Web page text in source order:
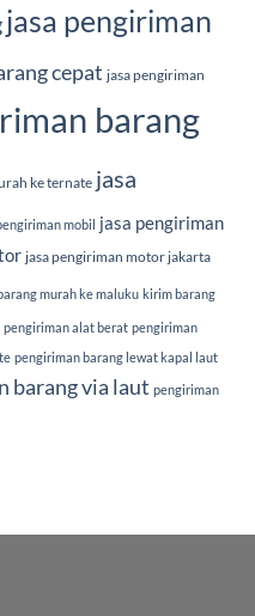
jasa pengiriman
cepat jasa pengiriman
barang
ke ternate jasa
mobil jasa pengiriman
jasa pengiriman motor jakarta
murah ke maluku kirim barang
pengiriman alat berat pengiriman
pengiriman barang lewat kapal laut
barang via laut pengiriman